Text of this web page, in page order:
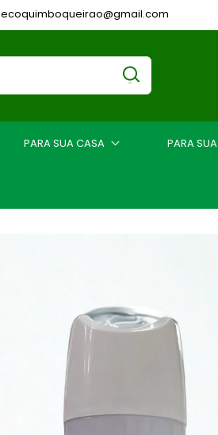
ecoquimboqueirao@gmail.com
PARA SUA CASA PARA